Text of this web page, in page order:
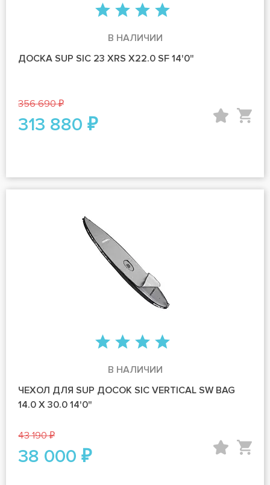
В НАЛИЧИИ
ДОСКА SUP SIC 23 XRS X22.0 SF 14'0"
356 690 ₽
313 880 ₽
В НАЛИЧИИ
ЧЕХОЛ ДЛЯ SUP ДОСОК SIC VERTICAL SW BAG
14.0 X 30.0 14'0"
43 190 ₽
38 000 ₽